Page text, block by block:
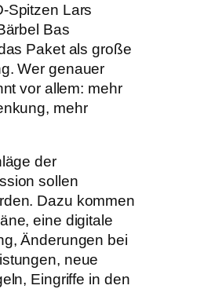
Spitzen Lars
Bas
Paket als große
Wer genauer
vor allem: mehr
mehr
der
sollen
Dazu kommen
eine digitale
Änderungen bei
neue
Eingriffe in den